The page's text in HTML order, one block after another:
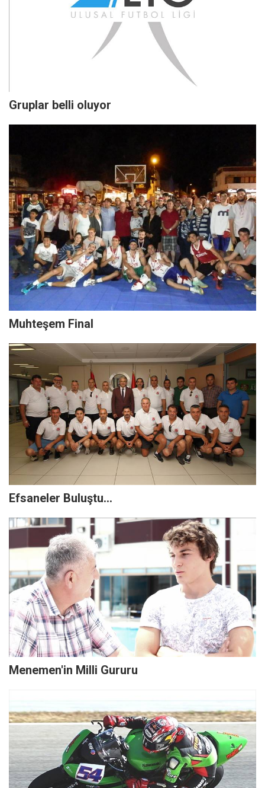
Gruplar belli oluyor
Muhteşem Final
Efsaneler Buluştu…
Menemen'in Milli Gururu